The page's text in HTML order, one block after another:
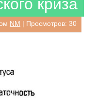
криза
NM | Просмотров: 30